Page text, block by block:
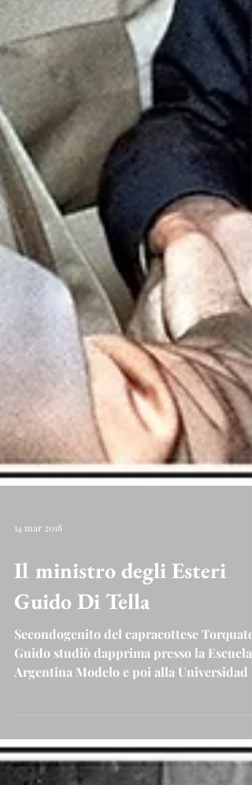
14 mar 2018
Il ministro degli Esteri
Secondogenito del capracottese Torquato,
Guido studiò dapprima presso la Escuela
Argentina Modelo e poi alla Universidad